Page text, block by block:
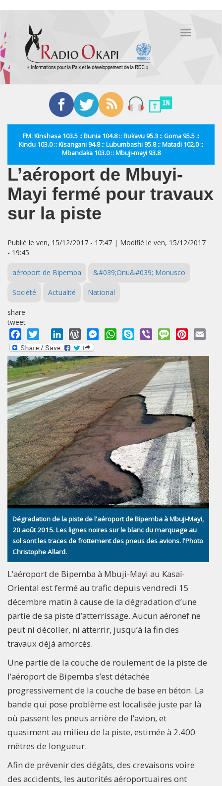
contenu
principal
Toggle
FM: Kinshasa 103.5 :: Bunia 104.8 :: Bukavu 95.3 :: Goma 95.5 ::
Kindu 103.0 :: Kisangani 94.8 :: Lubumbashi 95.8 :: Matadi 102.0 ::
Mbandaka 103.0 :: Mbuji-mayi 93.8
L’aéroport de Mbuyi-
Mayi fermé pour travaux
sur la piste
Publié le ven, 15/12/2017 - 17:47 | Modifié le ven, 15/12/2017
- 19:45
aéroport de Bipemba &#039;Onu&#039; Monusco
Société Actualité National
share
tweet
Facebook
Twitter LinkedInWordPressMessengerWhatsApp
Skype Viber MessagePinterest
Dégradation de la piste de l'aéroport de Bipemba à Mbuji-Mayi,
20 août 2015. Les lignes noires sur le blanc du marquage au
sol sont les traces de frottement des pneus des avions. l'Photo
Christophe Allard.
L’aéroport de Bipemba à Mbuji-Mayi au Kasaï-
Oriental est fermé au trafic depuis vendredi 15
décembre matin à cause de la dégradation d’une
partie de sa piste d’atterrissage. Aucun aéronef ne
peut ni décoller, ni atterrir, jusqu’à la fin des
travaux déjà amorcés.
Une partie de la couche de roulement de la piste de
l’aéroport de Bipemba s’est détachée
progressivement de la couche de base en béton. La
bande qui pose problème est localisée juste par là
où passent les pneus arrière de l’avion, et
quasiment au milieu de la piste, estimée à 2.400
mètres de longueur.
Afin de prévenir des dégâts, des crevaisons voire
des accidents, les autorités aéroportuaires ont